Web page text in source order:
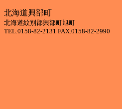
北海道興部町
北海道紋別郡興部町旭町
TEL.0158-82-2131 FAX.0158-82-2990